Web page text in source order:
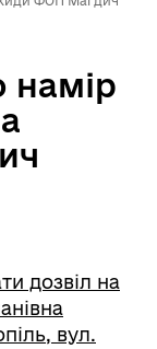
намір
дозвіл на
вул.